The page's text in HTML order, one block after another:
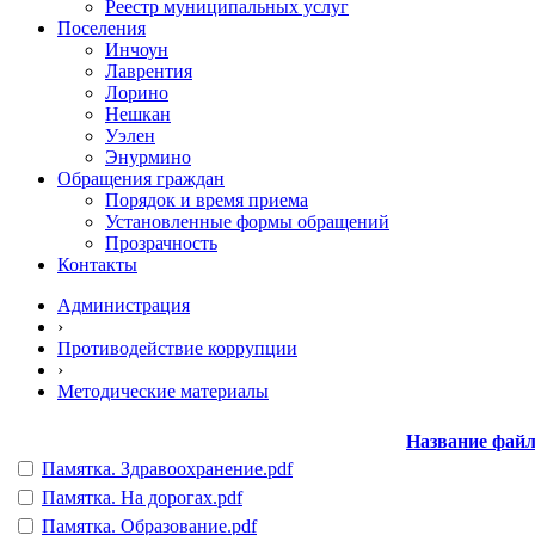
Реестр муниципальных услуг
Поселения
Инчоун
Лаврентия
Лорино
Нешкан
Уэлен
Энурмино
Обращения граждан
Порядок и время приема
Установленные формы обращений
Прозрачность
Контакты
Администрация
›
Противодействие коррупции
›
Методические материалы
Название
Памятка. Здравоохранение.pdf
Памятка. На дорогах.pdf
Памятка. Образование.pdf